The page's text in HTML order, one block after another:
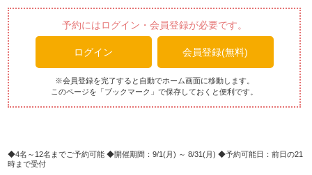
●選べるピッツァ 以下より1種類お選びいただけます。
・今週のおすすめピッツァ
・マルゲリータ【フレッシュバジル､モッツァレラ】
・オルトナーラ【季節野菜】
・バンビーノ【ベーコン、コーン、ホワイトソース】
・モンテローザ【生ハム、マスカルポーネ、トマトクリー
・トマトソースのスパゲッティ バジルペーストかけ
・あさりとドライトマトのボンゴレ リングイネ
予約にはログイン・会員登録が必要です。
ログイン 会員登録(無料)
※会員登録を完了すると自動でホーム画面に移動します。
このページを「ブックマーク」で保存しておくと便利です。
4名～12名までご予約可能 開催期間：9/1(月) ～ 8/31(月)
予約可能日：前日の21
時まで受付